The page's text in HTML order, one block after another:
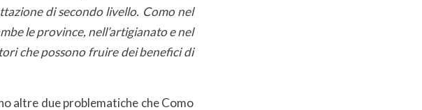
di secondo livello. Como nel
le province, nell’artigianato e nel
che possono fruire dei benefici di
altre due problematiche che Como